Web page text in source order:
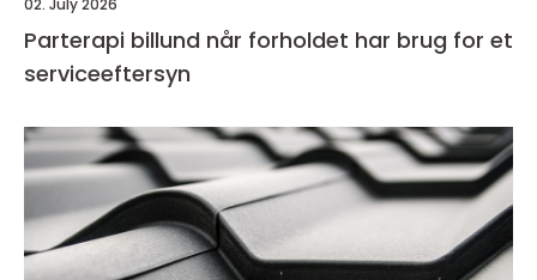
02. July 2026
Parterapi billund når forholdet har brug for et
serviceeftersyn